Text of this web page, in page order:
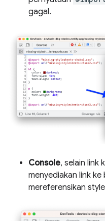
gagal.
Console, selain link
menyediakan link
mereferensikan